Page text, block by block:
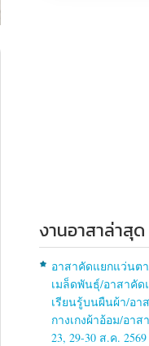
งานอาสาล่าสุด
อาสาคัดแยกแว่นต
เมล็ดพันธุ์/อาสาคัด
เรียนรู้บนผืนผ้า/อ
กางเกงผ้าอ้อม/อา
23, 29-30 ส.ค. 2569